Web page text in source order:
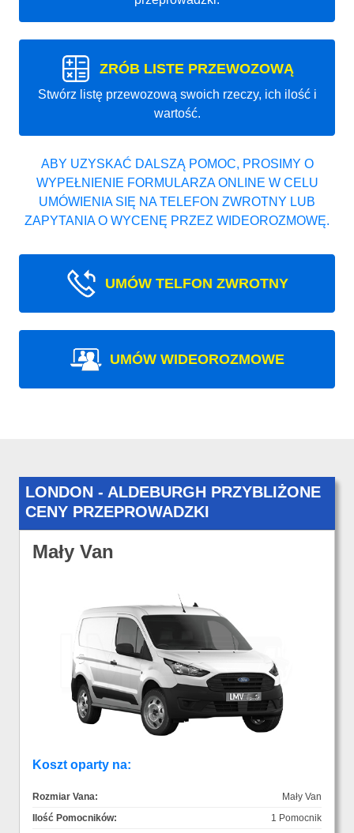
ZRÓB LISTE PRZEWOZOWĄ
Stwórz listę przewozową swoich rzeczy, ich ilość i
wartość.
ABY UZYSKAĆ DALSZĄ POMOC, PROSIMY O
WYPEŁNIENIE FORMULARZA ONLINE W CELU
UMÓWIENIA SIĘ NA TELEFON ZWROTNY LUB
ZAPYTANIA O WYCENĘ PRZEZ WIDEOROZMOWĘ.
UMÓW TELFON ZWROTNY
UMÓW WIDEOROZMOWE
LONDON - ALDEBURGH PRZYBLIŻONE
CENY PRZEPROWADZKI
Mały Van
Koszt oparty na:
Rozmiar Vana:
Mały Van
Ilość Pomocników:
1 Pomocnik